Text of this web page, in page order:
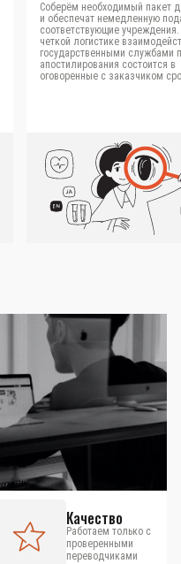
Соберём необходимый пакет
и обеспечат немедленную
соответствующие
четкой логистике
государственными службами
апостилирования состоится в
оговоренные с заказчиком
Качество
Работаем только с
проверенными
переводчиками